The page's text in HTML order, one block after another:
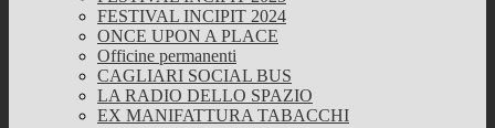
FESTIVAL INCIPIT 2024
ONCE UPON A PLACE
Officine permanenti
CAGLIARI SOCIAL BUS
LA RADIO DELLO SPAZIO
EX MANIFATTURA TABACCHI